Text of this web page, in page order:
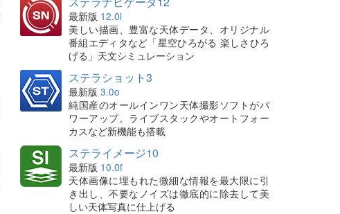
最新版 12.0i
美しい描画、豊富な天体データ、オリジナル
番組エディタなど「星空ひろがる 楽しさひろ
げる」天文シミュレーション
ステラショット3
最新版 3.0o
純国産のオールインワン天体撮影ソフトがパ
ワーアップ。ライブスタックやオートフォー
カスなど新機能も搭載
ステライメージ10
最新版 10.0f
天体画像に埋もれた微細な情報を最大限に引
き出し、不要なノイズは徹底的に除去して美
しい天体写真に仕上げる